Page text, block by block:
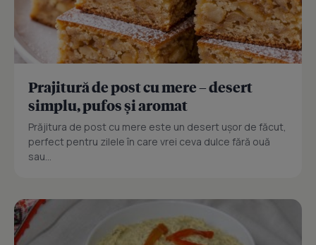
Prajitură de post cu mere – desert
simplu, pufos și aromat
Prăjitura de post cu mere este un desert ușor de făcut,
perfect pentru zilele în care vrei ceva dulce fără ouă
sau...